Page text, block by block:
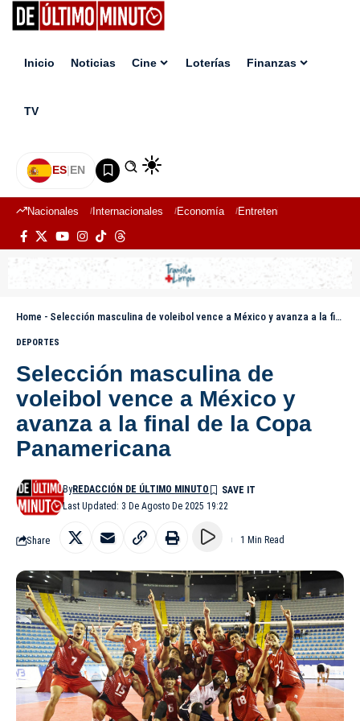
Inicio Noticias Cine Loterías Finanzas
TV
ES|EN
Nacionales Internacionales Economía Entretenimiento
Home - Selección masculina de voleibol vence a México y avanza a la final de la Copa Panamericana
DEPORTES
Selección masculina de
voleibol vence a México y
avanza a la final de la Copa
Panamericana
Last Updated: 3 De Agosto De 2025 19:22
ByREDACCIÓN DE ÚLTIMO MINUTO
Share 1 Min Read